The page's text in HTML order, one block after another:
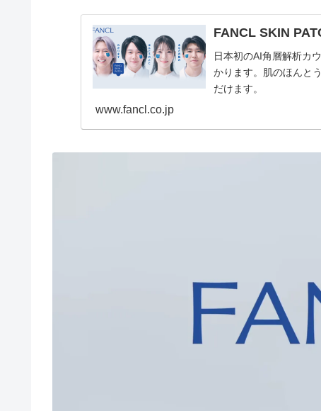
FANCL SKIN
日本初のAI角層解析カ
かります。肌のほんと
だけます。
www.fancl.co.jp